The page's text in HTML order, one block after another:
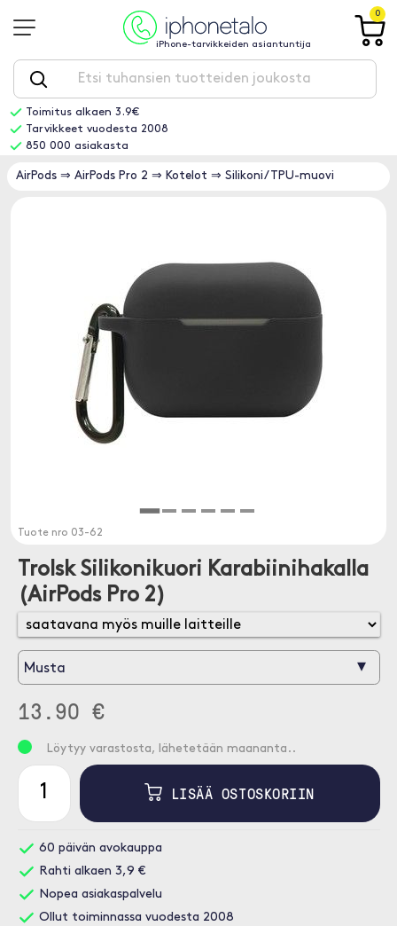
iPhone-tarvikkeiden asiantuntija
0
Toimitus alkaen 3.9€
Tarvikkeet vuodesta 2008
850 000 asiakasta
AirPods ⇒ AirPods Pro 2 ⇒ Kotelot ⇒ Silikoni/TPU-muovi
Tuote nro 03-62
Trolsk Silikonikuori Karabiinihakalla
(AirPods Pro 2)
Musta ▾
13.90 €
Löytyy varastosta, lähetetään maananta..
LISÄÄ OSTOSKORIIN
60 päivän avokauppa
Rahti alkaen 3,9 €
Nopea asiakaspalvelu
Ollut toiminnassa vuodesta 2008